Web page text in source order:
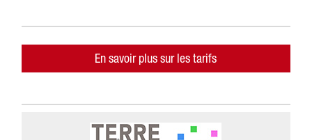
En savoir plus sur les tarifs